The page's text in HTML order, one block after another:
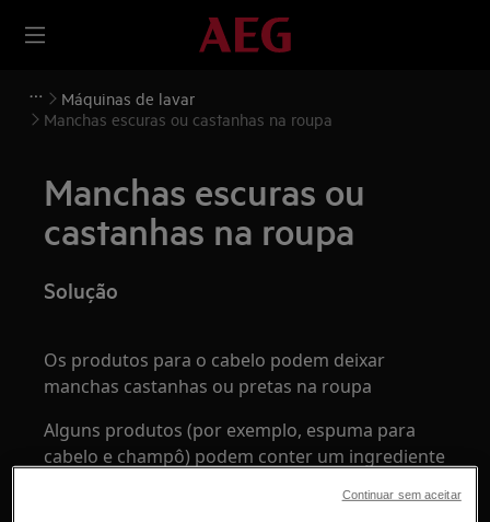
Máquinas de lavar
Manchas escuras ou castanhas na roupa
Manchas escuras ou
castanhas na roupa
Solução
Os produtos para o cabelo podem deixar
manchas castanhas ou pretas na roupa
Alguns produtos (por exemplo, espuma para
cabelo e champô) podem conter um ingrediente
um agente fixador. Quando o produto entra em
Continuar sem aceitar